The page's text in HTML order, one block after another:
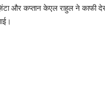
और कप्तान केएल राहुल ने